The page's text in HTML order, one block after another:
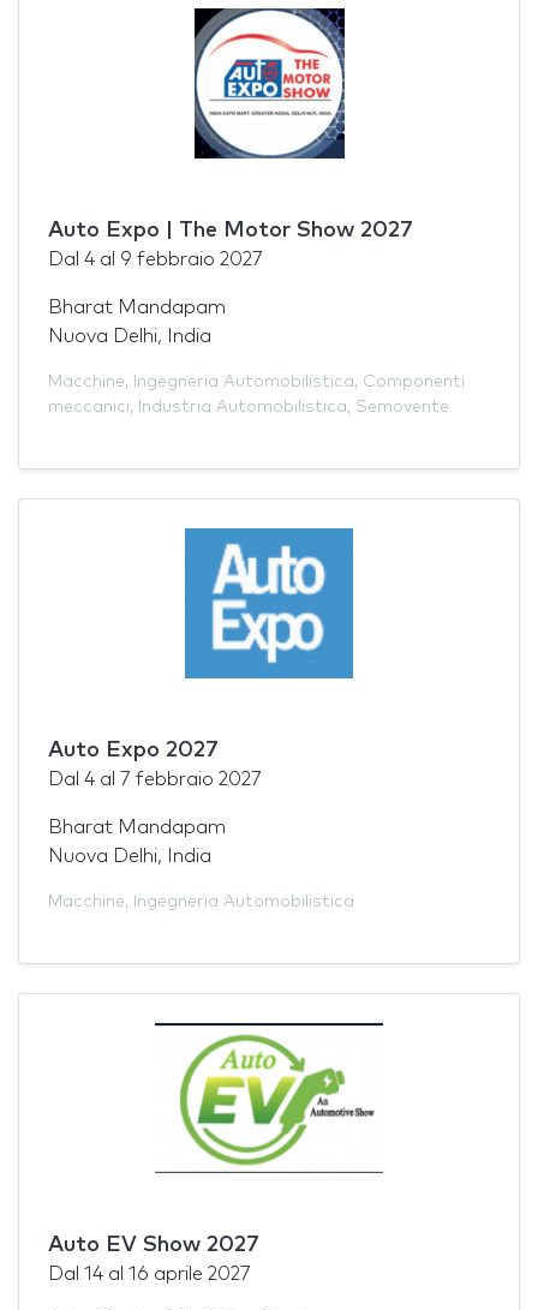
Auto Expo | The Motor Show 2027
Dal 4 al 9 febbraio 2027
Bharat Mandapam
Nuova Delhi, India
Macchine, Ingegneria Automobilistica, Componenti
meccanici, Industria Automobilistica, Semovente
Auto Expo 2027
Dal 4 al 7 febbraio 2027
Bharat Mandapam
Nuova Delhi, India
Macchine, Ingegneria Automobilistica
Auto EV Show 2027
Dal 14 al 16 aprile 2027